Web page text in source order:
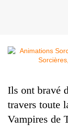
Ils ont bravé
travers toute
Vampires de